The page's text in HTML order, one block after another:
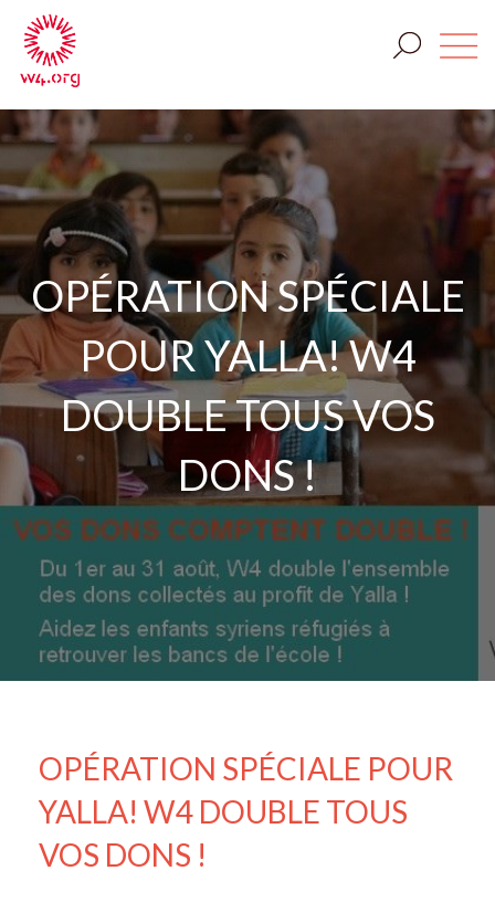
OPÉRATION SPÉCIALE
POUR YALLA! W4
DOUBLE TOUS VOS
DONS !
OPÉRATION SPÉCIALE POUR
YALLA! W4 DOUBLE TOUS
VOS DONS !